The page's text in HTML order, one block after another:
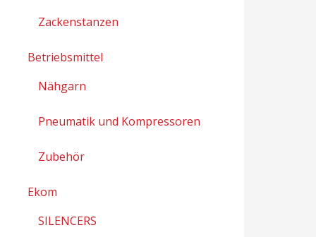
Zackenstanzen
Betriebsmittel
Nähgarn
Pneumatik und Kompressoren
Zubehör
Ekom
SILENCERS